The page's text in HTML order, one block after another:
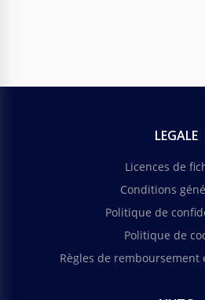
LEGALE
Licences de
Conditions
Politique de
Politique de
Règles de